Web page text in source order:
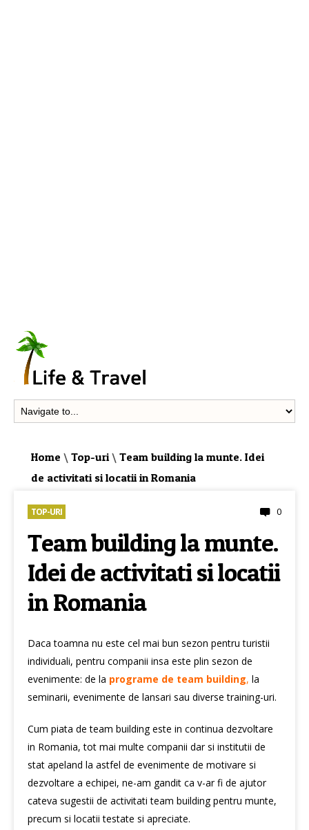
Home \ Top-uri \ Team building la munte. Idei
de activitati si locatii in Romania
TOP-URI 0
Team building la munte.
Idei de activitati si locatii
in Romania
Daca toamna nu este cel mai bun sezon pentru turistii
individuali, pentru companii insa este plin sezon de
evenimente: de la programe de team building, la
seminarii, evenimente de lansari sau diverse training-uri.
Cum piata de team building este in continua dezvoltare
in Romania, tot mai multe companii dar si institutii de
stat apeland la astfel de evenimente de motivare si
dezvoltare a echipei, ne-am gandit ca v-ar fi de ajutor
cateva sugestii de activitati team building pentru munte,
precum si locatii testate si apreciate.